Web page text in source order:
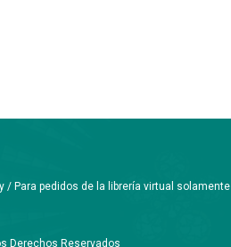
/ Para pedidos de la librería virtual solamente
Derechos Reservados